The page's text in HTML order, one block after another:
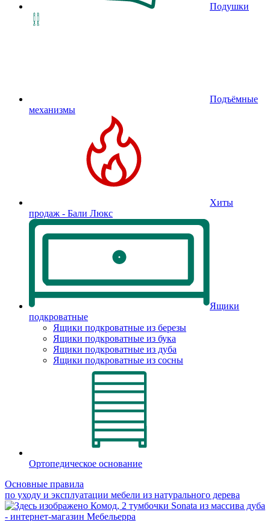
Подушки
Подъёмные
механизмы
Хиты
продаж - Бали Люкс
Ящики
подкроватные
Ящики подкроватные из березы
Ящики подкроватные из бука
Ящики подкроватные из дуба
Ящики подкроватные из сосны
Ортопедическое основание
Основные правила
по уходу и эксплуатации мебели из натурального дерева